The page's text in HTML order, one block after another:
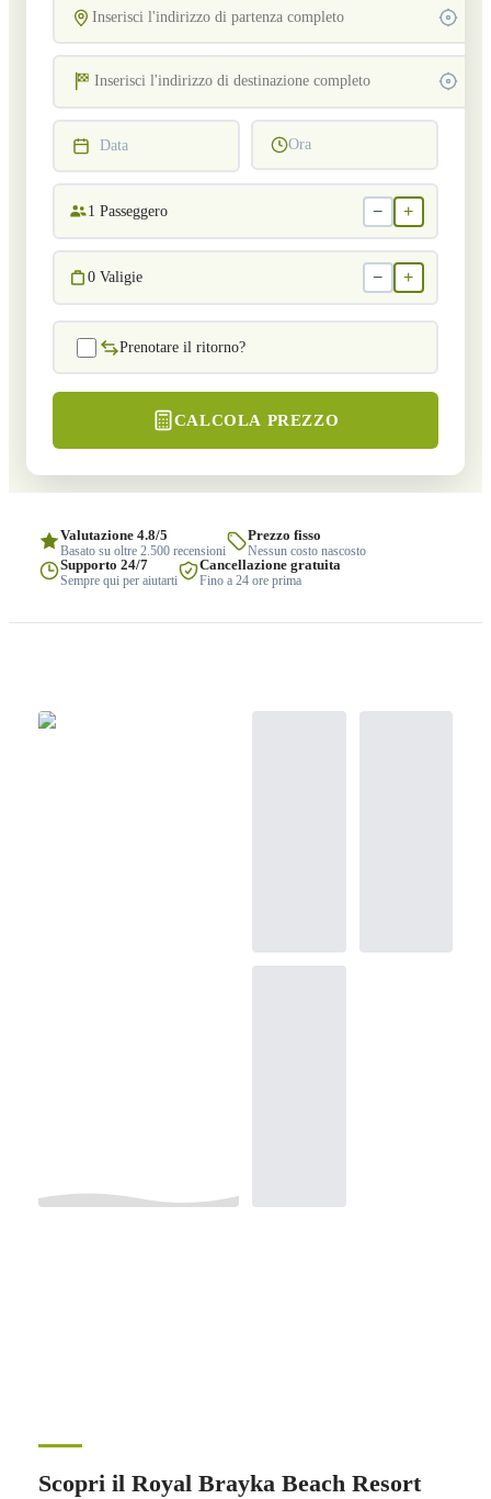
Data Ora
1 Passeggero − +
0 Valigie − +
Prenotare il ritorno?
CALCOLA PREZZO
Valutazione 4.8/5
Basato su oltre 2.500 recensioni
Prezzo fisso
Nessun costo nascosto
Supporto 24/7
Sempre qui per aiutarti
Cancellazione gratuita
Fino a 24 ore prima
Scopri il Royal Brayka Beach Resort